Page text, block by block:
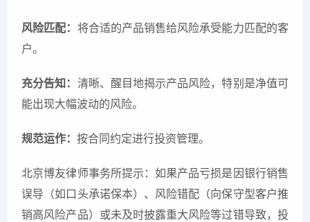
风险匹配： 将合适的产品销售给风险承受能力匹配的客
户。
充分告知： 清晰、醒目地揭示产品风险，特别是净值可
能出现大幅波动的风险。
规范运作：按合同约定进行投资管理。
北京博友律师事务所提示：如果产品亏损是因银行销售
误导（如口头承诺保本）、风险错配（向保守型客户推
销高风险产品）或未及时披露重大风险等过错导致，投